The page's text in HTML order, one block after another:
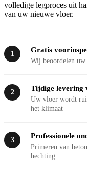
volledige legproces uit
van uw nieuwe vloer.
1 Gratis
Wij beoordelen uw
2 Tijdige levering
Uw vloer wordt
het klimaat
3 Professionele
Primeren van
hechting